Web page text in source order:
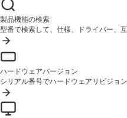
製品機能の検索
型番で検索して、仕様、ドライバー、
ハードウェアバージョン
シリアル番号でハードウェアリビジョ